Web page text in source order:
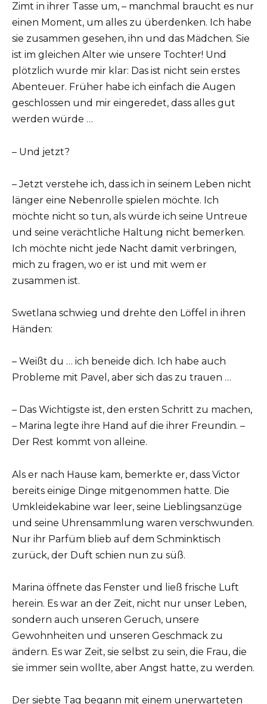
Zimt in ihrer Tasse um, – manchmal braucht es nur
einen Moment, um alles zu überdenken. Ich habe
sie zusammen gesehen, ihn und das Mädchen. Sie
ist im gleichen Alter wie unsere Tochter! Und
plötzlich wurde mir klar: Das ist nicht sein erstes
Abenteuer. Früher habe ich einfach die Augen
geschlossen und mir eingeredet, dass alles gut
werden würde …
– Und jetzt?
– Jetzt verstehe ich, dass ich in seinem Leben nicht
länger eine Nebenrolle spielen möchte. Ich
möchte nicht so tun, als würde ich seine Untreue
und seine verächtliche Haltung nicht bemerken.
Ich möchte nicht jede Nacht damit verbringen,
mich zu fragen, wo er ist und mit wem er
zusammen ist.
Swetlana schwieg und drehte den Löffel in ihren
Händen:
– Weißt du … ich beneide dich. Ich habe auch
Probleme mit Pavel, aber sich das zu trauen …
– Das Wichtigste ist, den ersten Schritt zu machen,
– Marina legte ihre Hand auf die ihrer Freundin. –
Der Rest kommt von alleine.
Als er nach Hause kam, bemerkte er, dass Victor
bereits einige Dinge mitgenommen hatte. Die
Umkleidekabine war leer, seine Lieblingsanzüge
und seine Uhrensammlung waren verschwunden.
Nur ihr Parfüm blieb auf dem Schminktisch
zurück, der Duft schien nun zu süß.
Marina öffnete das Fenster und ließ frische Luft
herein. Es war an der Zeit, nicht nur unser Leben,
sondern auch unseren Geruch, unsere
Gewohnheiten und unseren Geschmack zu
ändern. Es war Zeit, sie selbst zu sein, die Frau, die
sie immer sein wollte, aber Angst hatte, zu werden.
Der siebte Tag begann mit einem unerwarteten